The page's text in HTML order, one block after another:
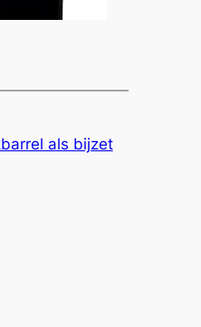
als bijzet